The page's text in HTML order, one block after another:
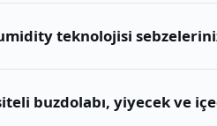
teknolojisi
buzdolabı, yiyecek ve